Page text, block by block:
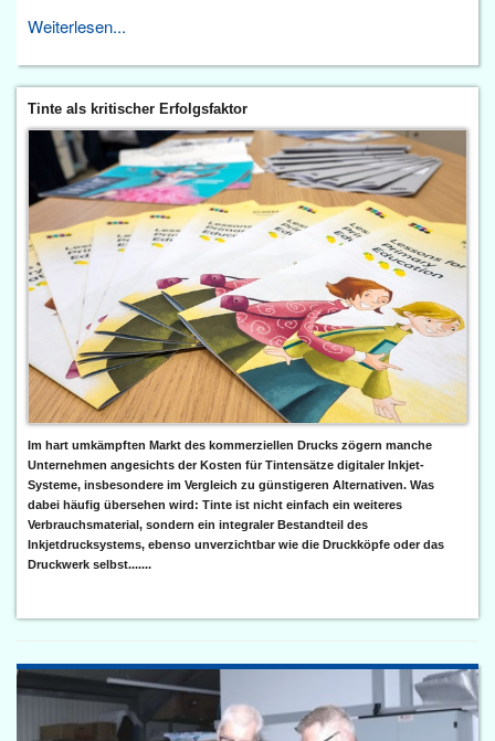
Weiterlesen...
Tinte als kritischer Erfolgsfaktor
Im hart umkämpften Markt des kommerziellen Drucks zögern manche
Unternehmen angesichts der Kosten für Tintensätze digitaler Inkjet-
Systeme, insbesondere im Vergleich zu günstigeren Alternativen. Was
dabei häufig übersehen wird: Tinte ist nicht einfach ein weiteres
Verbrauchsmaterial, sondern ein integraler Bestandteil des
Inkjetdrucksystems, ebenso unverzichtbar wie die Druckköpfe oder das
Druckwerk selbst.......